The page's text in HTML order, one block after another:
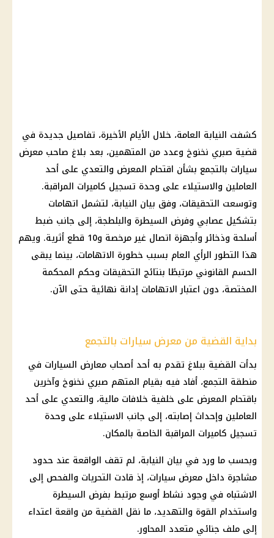
كشفت النيابة العامة، خلال الأيام الأخيرة، تفاصيل جديدة في
قضية صبري نخنوخ وعدد من المتهمين، بعد بلاغ صاحب معرض
سيارات بالتجمع بشأن اقتحام المعرض والتعدي على أحد
العاملين والاستيلاء على وحدة تسجيل كاميرات المراقبة.
وتوسعت التحقيقات، وفق بيان النيابة، لتشمل اتهامات
بتشكيل عصابي وفرض السيطرة والبلطجة، إلى جانب ضبط
أسلحة وذخائر وأجهزة اتصال غير مرخصة و10 قطع أثرية. ويهم
هذا التطور الرأي العام بسبب خطورة الاتهامات، بينما يبقى
الحسم القانوني مرتبطًا بنتائج التحقيقات وحكم المحكمة
المختصة، دون اعتبار الاتهامات إدانة نهائية حتى الآن.
بداية القضية من معرض سيارات بالتجمع
بدأت القضية ببلاغ تقدم به أحد أصحاب معارض السيارات في
منطقة التجمع، أفاد فيه بقيام المتهم صبري نخنوخ وآخرين
باقتحام المعرض على خلفية خلافات مالية، والتعدي على أحد
العاملين وإحداث إصابته، إلى جانب الاستيلاء على وحدة
تسجيل كاميرات المراقبة الخاصة بالمكان.
وبحسب ما ورد في بيان النيابة، لم تقف الواقعة عند حدود
مشاجرة داخل معرض سيارات، إذ قادت التحريات والفحص إلى
الاشتباه في وجود نشاط أوسع مرتبط بفرض السيطرة
واستخدام القوة والتهديد، ما نقل القضية من واقعة اعتداء
إلى ملف جنائي متعدد المحاور.